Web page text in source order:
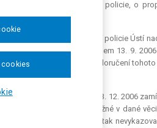
cizinecké a pohraniční policie, o
cizinecké a pohraniční policie Ústí
zákona propuštěna dnem 13. 9.
poměr skončil dnem doručení
sluneční brýle.
ředitele žalované dne 13. 12. 2006
podle níž není možné v dané
Kč, a jednání žalobkyně tak
cookies